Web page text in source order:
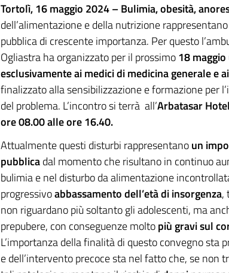
Tortolì, 16 maggio 2024 – Bulimia, obesità,
dell’alimentazione e della nutrizione
pubblica di crescente importanza. Per questo
Ogliastra ha organizzato per il prossimo18 maggio
esclusivamente ai medici di medicina generale e
finalizzato alla sensibilizzazione e formazione per
del problema. L’incontro si terrà all’Arbatasar
ore 08.00 alle ore 16.40.
Attualmente questi disturbi rappresentanoun
pubblicadal momento che risultano in continuo
bulimia e nel disturbo da alimentazione
progressivoabbassamento dell’età di insorgenza,
non riguardano più soltanto gli adolescenti, ma
prepubere, con conseguenze moltopiù gravi sul
L’importanza della finalità di questo convegno sta
e dell’intervento precoce sta nel fatto che, se non